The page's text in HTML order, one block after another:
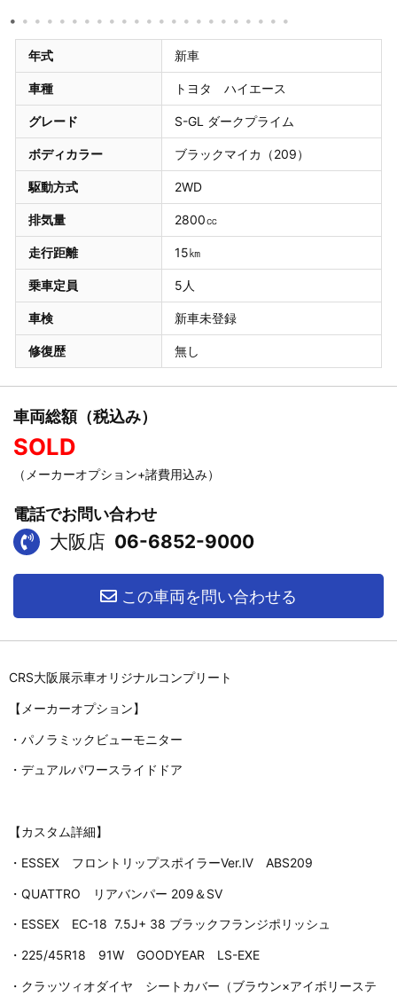
年式 新車
車種 トヨタ ハイエース
グレード S-GL ダークプライム
ボディカラー ブラックマイカ（209）
駆動方式 2WD
排気量 2800㏄
走行距離 15㎞
乗車定員 5人
車検 新車未登録
修復歴 無し
車両総額（税込み）
SOLD
（メーカーオプション+諸費用込み）
電話でお問い合わせ
大阪店 06-6852-9000
この車両を問い合わせる
CRS大阪展示車オリジナルコンプリート
【メーカーオプション】
・パノラミックビューモニター
・デュアルパワースライドドア
【カスタム詳細】
・ESSEX フロントリップスポイラーVer.Ⅳ ABS209
・QUATTRO リアバンパー 209＆SV
・ESSEX EC-18 7.5J+ 38 ブラックフランジポリッシュ
・225/45R18 91W GOODYEAR LS-EXE
・クラッツィオダイヤ シートカバー（ブラウン×アイボリーステ